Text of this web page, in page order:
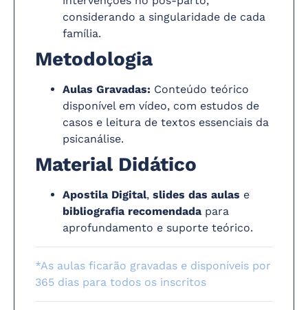
considerando a singularidade de cada
família.
Metodologia
Aulas Gravadas: Conteúdo teórico
disponível em vídeo, com estudos de
casos e leitura de textos essenciais da
psicanálise.
Material Didático
Apostila Digital, slides das aulas e
bibliografia recomendada para
aprofundamento e suporte teórico.
*As aulas ficarão gravadas e disponíveis por
365 dias para todos os inscritos